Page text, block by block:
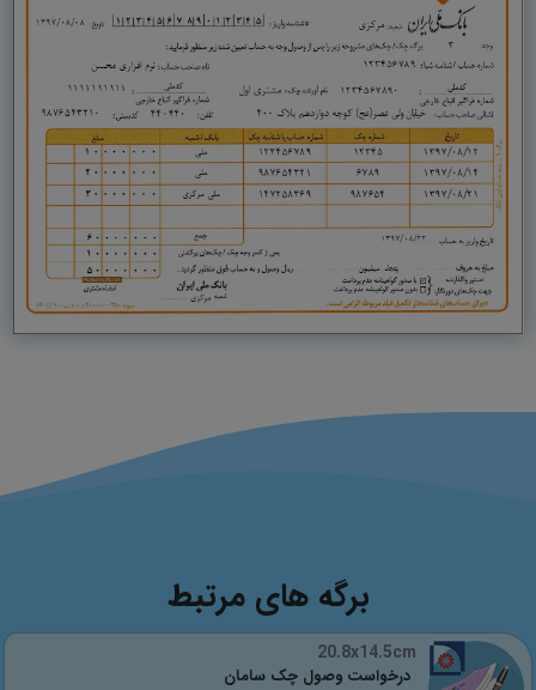
برگه های مرتبط
20.8x14.5cm
درخواست وصول چک سامان